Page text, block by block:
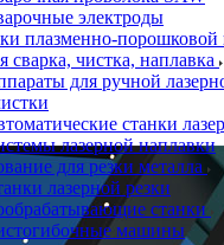
электроды
плазменно-порошковой
сварка, чистка, наплавка
для ручной
станки
лазерной наплавки
для резки металла
лазерной резки
станки
машины